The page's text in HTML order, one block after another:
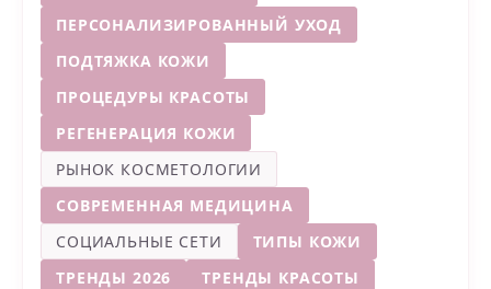
ПЕРСОНАЛИЗИРОВАННЫЙ УХОД
ПОДТЯЖКА КОЖИ
ПРОЦЕДУРЫ КРАСОТЫ
РЕГЕНЕРАЦИЯ КОЖИ
РЫНОК КОСМЕТОЛОГИИ
СОВРЕМЕННАЯ МЕДИЦИНА
СОЦИАЛЬНЫЕ СЕТИ
ТИПЫ КОЖИ
ТРЕНДЫ 2026
ТРЕНДЫ КРАСОТЫ